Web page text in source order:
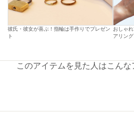
彼氏・彼女が喜ぶ！指輪は手作りでプレゼン
ト
おしゃ
アリン
このアイテムを見た人はこん